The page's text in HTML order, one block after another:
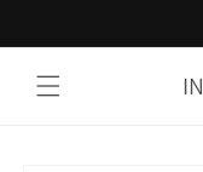
ai contenuti